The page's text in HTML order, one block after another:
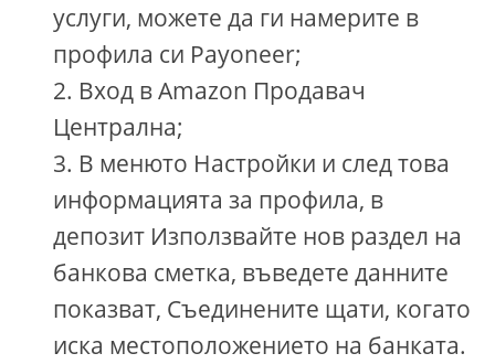
услуги, можете да ги намерите в
профила си Payoneer;
Вход в Amazon Продавач
Централна;
В менюто Настройки и след това
информацията за профила, в
депозит Използвайте нов раздел на
банкова сметка, въведете данните
показват, Съединените щати, когато
иска местоположението на банката.